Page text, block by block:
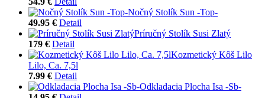
Nočný Stolík Sun -Top-
49.95 € Detail
Príručný Stolík Susi Zlatý
179 € Detail
Kozmetický Kôš Lilo
Lilo, Ca. 7,5l
7.99 € Detail
Odkladacia Plocha Isa -Sb-